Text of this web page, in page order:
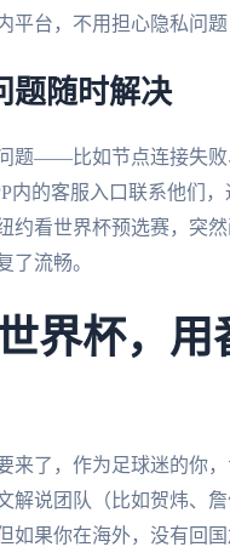
平台，不用担心隐私问题
题随时解决
题——比如节点连接失败
内的客服入口联系他们
约看世界杯预选赛，突
了流畅。
界杯，用
来了，作为足球迷的你
解说团队（比如贺炜
如果你在海外，没有回